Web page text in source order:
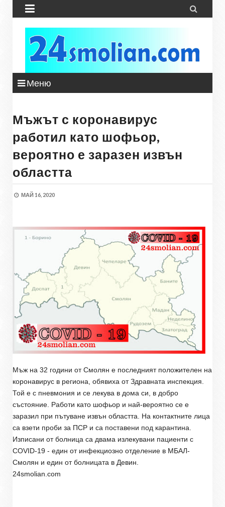
 
Меню
Мъжът с коронавирус
работил като шофьор,
вероятно е заразен извън
областта
МАЙ 16, 2020
Мъж на 32 години от Смолян е последният положителен на
коронавирус в региона, обявиха от Здравната инспекция.
Той е с пневмония и се лекува в дома си, в добро
състояние. Работи като шофьор и най-вероятно се е
заразил при пътуване извън областта. На контактните лица
са взети проби за ПСР и са поставени под карантина.
Изписани от болница са двама излекувани пациенти с
COVID-19 - един от инфекциозно отделение в МБАЛ-
Смолян и един от болницата в Девин.
24smolian.com